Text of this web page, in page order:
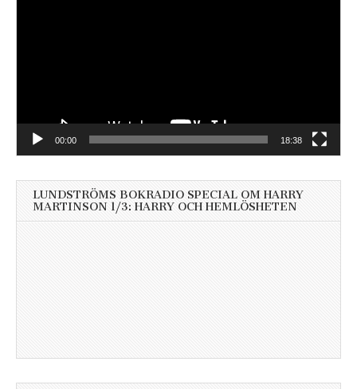
00:00 18:38
LUNDSTRÖMS BOKRADIO SPECIAL OM HARRY
MARTINSON 1/3: HARRY OCH HEMLÖSHETEN